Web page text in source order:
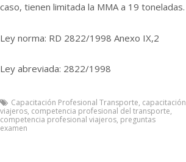
caso, tienen limitada la MMA a 19 toneladas.
Ley norma: RD 2822/1998 Anexo IX,2
Ley abreviada: 2822/1998
Capacitación Profesional Transporte, capacitación
viajeros, competencia profesional del transporte,
competencia profesional viajeros, preguntas
examen